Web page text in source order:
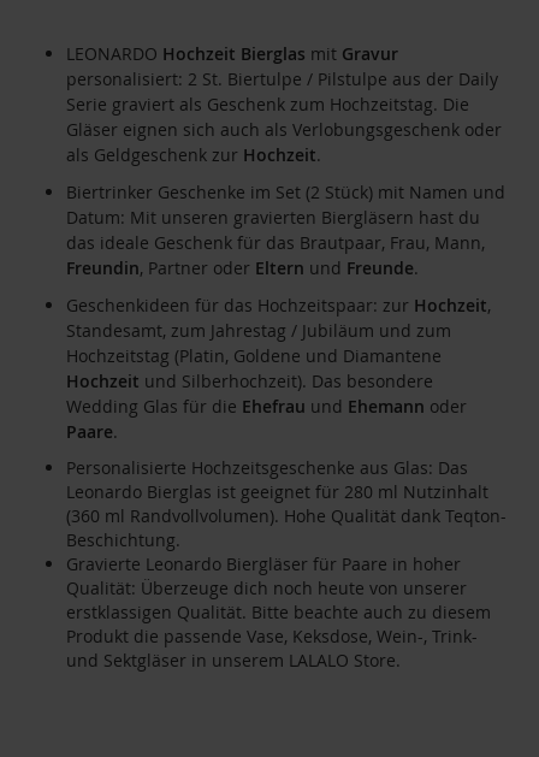
LEONARDO Hochzeit Bierglas mit Gravur
personalisiert: 2 St. Biertulpe / Pilstulpe aus der Daily
Serie graviert als Geschenk zum Hochzeitstag. Die
Gläser eignen sich auch als Verlobungsgeschenk oder
als Geldgeschenk zur Hochzeit.
Biertrinker Geschenke im Set (2 Stück) mit Namen und
Datum: Mit unseren gravierten Biergläsern hast du
das ideale Geschenk für das Brautpaar, Frau, Mann,
Freundin, Partner oder Eltern und Freunde.
Geschenkideen für das Hochzeitspaar: zur Hochzeit,
Standesamt, zum Jahrestag / Jubiläum und zum
Hochzeitstag (Platin, Goldene und Diamantene
Hochzeit und Silberhochzeit). Das besondere
Wedding Glas für die Ehefrau und Ehemann oder
Paare.
Personalisierte Hochzeitsgeschenke aus Glas: Das
Leonardo Bierglas ist geeignet für 280 ml Nutzinhalt
(360 ml Randvollvolumen). Hohe Qualität dank Teqton-
Beschichtung.
Gravierte Leonardo Biergläser für Paare in hoher
Qualität: Überzeuge dich noch heute von unserer
erstklassigen Qualität. Bitte beachte auch zu diesem
Produkt die passende Vase, Keksdose, Wein-, Trink-
und Sektgläser in unserem LALALO Store.